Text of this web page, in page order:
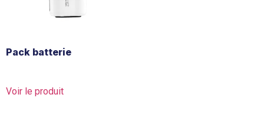
Pack batterie
Voir le produit